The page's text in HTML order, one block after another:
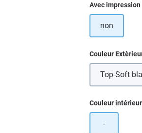
Sélectionnez
Avec impression
non
Sélectionnez
Couleur
Top-Soft
Sélectionnez
Couleur
-